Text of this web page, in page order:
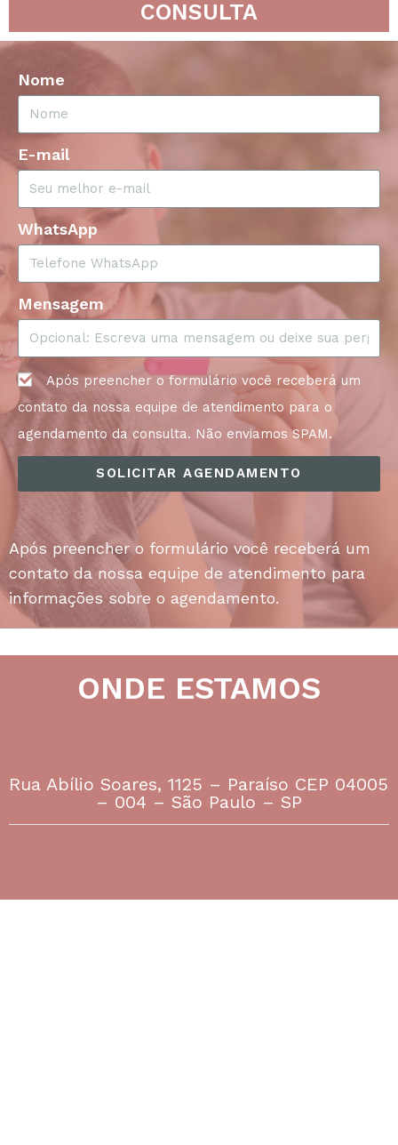
CONSULTA
Nome
E-mail
WhatsApp
Mensagem
Após preencher o formulário você receberá um
contato da nossa equipe de atendimento para o
agendamento da consulta. Não enviamos SPAM.
SOLICITAR AGENDAMENTO
Após preencher o formulário você receberá um
contato da nossa equipe de atendimento para
informações sobre o agendamento.
ONDE ESTAMOS
Rua Abílio Soares, 1125 – Paraíso CEP 04005
– 004 – São Paulo – SP